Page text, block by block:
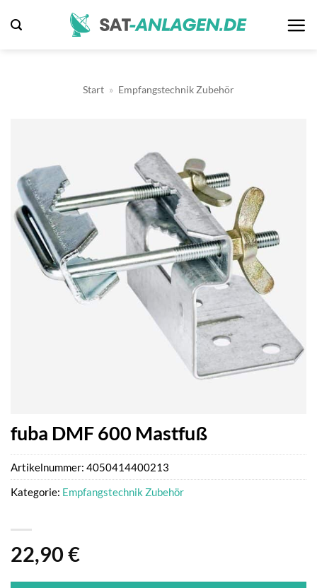
Inhalt
Start » Empfangstechnik Zubehör
fuba DMF 600 Mastfuß
22,90 €
Artikelnummer: 4050414400213
Kategorie: Empfangstechnik Zubehör